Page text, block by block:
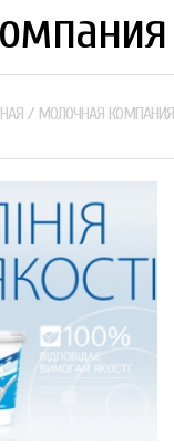
/ МОЛОЧНАЯ КОМПАНИЯ